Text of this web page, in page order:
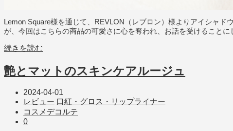
Lemon Square様を通じて、REVLON（レブロン）様よりアイシャ
が、今回はこちらの商品の可愛さに心を奪われ、お話を受けること
続きを読む
艶とマットのスキンケアルージュ
2024-04-01
レビュー 口紅・グロス・リップライナー
コスメデコルテ
0